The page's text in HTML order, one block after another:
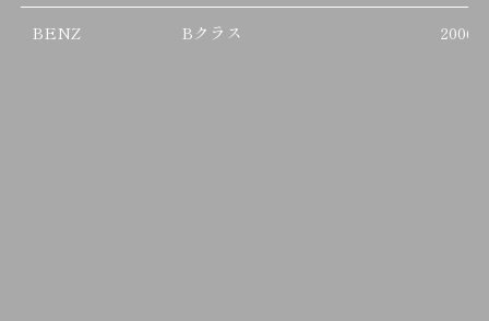
BENZ Bクラス 2006/